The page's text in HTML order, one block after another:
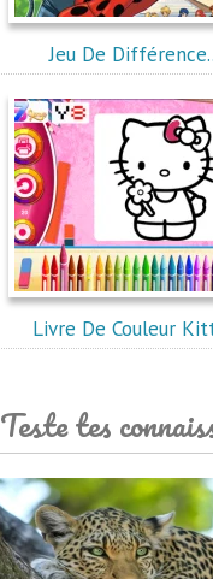
Jeu De
Livre De Couleur
Teste tes